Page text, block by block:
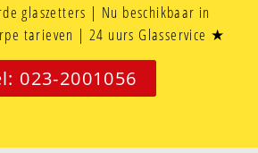
glaszetters | Nu beschikbaar in
tarieven | 24 uurs Glasservice ★
023-2001056